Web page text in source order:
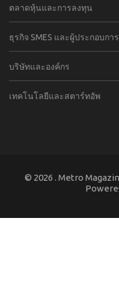
ตลาดหุ้นและการลงทุน
ธุรกิจ SMES และผู้ประกอบการ
บริษัทและองค์กร
เทคโนโลยีและสตาร์ทอัพ
© 2026 . Metro